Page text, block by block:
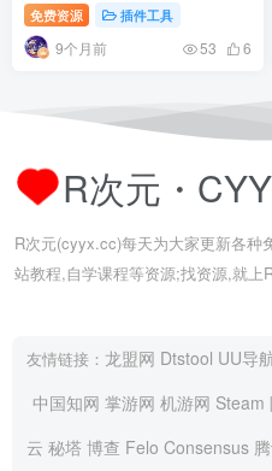
免费资源 插件工具
9个月前 53 6
R次元・
R次元(cyyx.cc)每天为大家更新各种
站教程,自学课程等资源;找资源,就上
友情链接： 龙盟网 Dtstool UU导
中国知网 掌游网 机游网 Steam
云 秘塔 博查 Felo Consensus